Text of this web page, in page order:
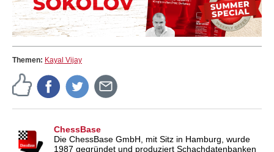
Themen: Kayal Vijay
ChessBase
Die ChessBase GmbH, mit Sitz in Hamburg, wurde
1987 gegründet und produziert Schachdatenbanken